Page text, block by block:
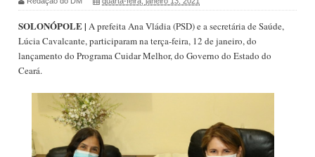
SOLONÓPOLE | A prefeita Ana Vládia (PSD) e a secretária de Saúde,
Lúcia Cavalcante, participaram na terça-feira, 12 de janeiro, do
lançamento do Programa Cuidar Melhor, do Governo do Estado do
Ceará.